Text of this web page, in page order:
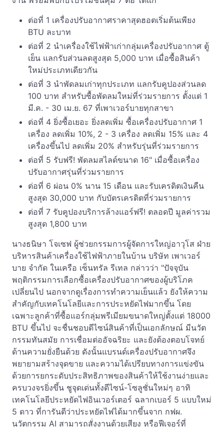
ต่อที่ 1 เครื่องปรับอากาศราคาสุดฮอตเริ่มต้นเพียง
BTU ละบาท
ต่อที่ 2 นำเครื่องใช้ไฟฟ้าเก่ากลุ่มเครื่องปรับอากาศ ตู้
เย็น แลกรับส่วนลดสูงสุด 5,000 บาท เมื่อซื้อสินค้า
ใหม่ประเภทเดียวกัน
ต่อที่ 3 นำพัดลมเก่าทุกประเภท แลกรับคูปองส่วนลด
100 บาท สำหรับซื้อพัดลมใหม่ที่ร่วมรายการ ตั้งแต่ 1
มี.ค. - 30 เม.ย. 67 ที่เพาเวอร์บายทุกสาขา
ต่อที่ 4 ยิ่งซื้อเยอะ ยิ่งลดเพิ่ม ซื้อเครื่องปรับอากาศ 1
เครื่อง ลดเพิ่ม 10%, 2 - 3 เครื่อง ลดเพิ่ม 15% และ 4
เครื่องขึ้นไป ลดเพิ่ม 20% สำหรับรุ่นที่ร่วมรายการ
ต่อที่ 5 รับฟรี! พัดลมสไลด์ขนาด 16" เมื่อซื้อเครื่อง
ปรับอากาศรุ่นที่ร่วมรายการ
ต่อที่ 6 ผ่อน 0% นาน 15 เดือน และรับเครดิตเงินคืน
สูงสุด 30,000 บาท กับบัตรเครดิตที่ร่วมรายการ
ต่อที่ 7 รับคูปองบริการล้างแอร์ฟรี! ตลอดปี มูลค่ารวม
สูงสุด 1,800 บาท
นางธนิษา โจเซฟ ผู้ช่วยกรรมการผู้จัดการใหญ่อาวุโส ฝ่าย
บริหารสินค้าเครื่องใช้ไฟฟ้าภายในบ้าน บริษัท เพาเวอร์
บาย จำกัด ในเครือ เซ็นทรัล รีเทล กล่าวว่า "ปัจจุบัน
พฤติกรรมการเลือกซื้อเครื่องปรับอากาศของผู้บริโภค
เปลี่ยนไป นอกจากดูเรื่องการทำความเย็นแล้ว ยังให้ความ
สำคัญกับเทคโนโลยีและการประหยัดไฟมากขึ้น โดย
เฉพาะลูกค้าที่ซื้อแอร์กลุ่มพรีเมียมขนาดใหญ่ตั้งแต่ 18000
BTU ขึ้นไป จะชื่นชอบดีไซน์สินค้าที่เป็นเอกลักษณ์ มีนวัต
กรรมทันสมัย การเชื่อมต่ออัจฉริยะ และยังต้องตอบโจทย์
ด้านความยั่งยืนด้วย ดังนั้นแบรนด์เครื่องปรับอากาศจึง
พยายามสร้างจุดขาย และความได้เปรียบทางการแข่งขัน
ด้วยการยกระดับประสิทธิภาพของสินค้าให้ใช้งานง่ายและ
ครบวงจรยิ่งขึ้น ชูจุดเด่นทั้งดีไซน์-โซลูชั่นใหม่ๆ อาทิ
เทคโนโลยีประหยัดไฟอินเวอร์เตอร์ ฉลากเบอร์ 5 แบบใหม่
5 ดาว ที่การันตีว่าประหยัดไฟได้มากขึ้นจาก กฟผ.
นวัตกรรม AI สามารถสั่งงานด้วยเสียง หรือฟีเจอร์ที่